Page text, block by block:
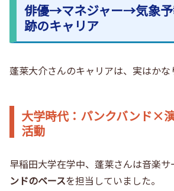
俳優→マネジャー→気象予
跡のキャリア
蓬莱大介さんのキャリアは、実はかな
大学時代：パンクバンド×
活動
早稲田大学在学中、蓬莱さんは音楽サ
ンドのベースを担当していました。